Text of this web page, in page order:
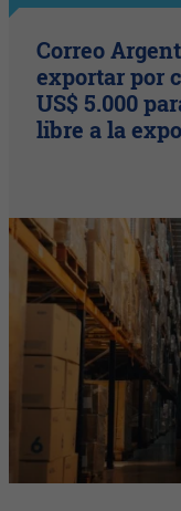
Correo
exportar por
US$ 5.000
libre a la